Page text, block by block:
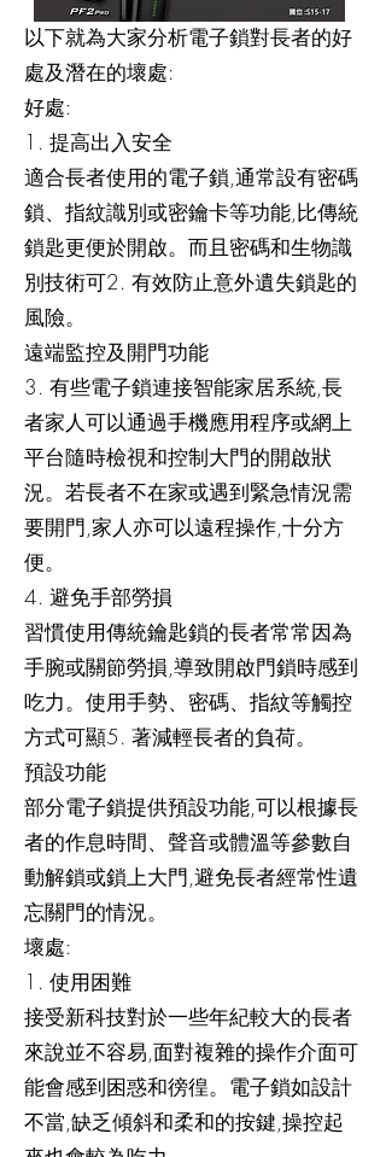
以下就為大家分析電子鎖對長者的好
處及潛在的壞處:
好處:
1. 提高出入安全
適合長者使用的電子鎖,通常設有密碼
鎖、指紋識別或密鑰卡等功能,比傳統
鎖匙更便於開啟。而且密碼和生物識
別技術可2. 有效防止意外遺失鎖匙的
風險。
遠端監控及開門功能
3. 有些電子鎖連接智能家居系統,長
者家人可以通過手機應用程序或網上
平台隨時檢視和控制大門的開啟狀
況。若長者不在家或遇到緊急情況需
要開門,家人亦可以遠程操作,十分方
便。
4. 避免手部勞損
習慣使用傳統鑰匙鎖的長者常常因為
手腕或關節勞損,導致開啟門鎖時感到
吃力。使用手勢、密碼、指紋等觸控
方式可顯5. 著減輕長者的負荷。
預設功能
部分電子鎖提供預設功能,可以根據長
者的作息時間、聲音或體溫等參數自
動解鎖或鎖上大門,避免長者經常性遺
忘關門的情況。
壞處:
1. 使用困難
接受新科技對於一些年紀較大的長者
來說並不容易,面對複雜的操作介面可
能會感到困惑和徬徨。電子鎖如設計
不當,缺乏傾斜和柔和的按鍵,操控起